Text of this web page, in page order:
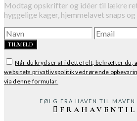
Modtag opskrifter og idéer til lækre
hyggelige kager, hjemmelavet snaps
TILMELD
Når du krydser af i dette felt, bekræfter du,
websitets privatlivspolitik vedrørende
via denne formular.
FØLG FRA HAVEN TIL MAVEN